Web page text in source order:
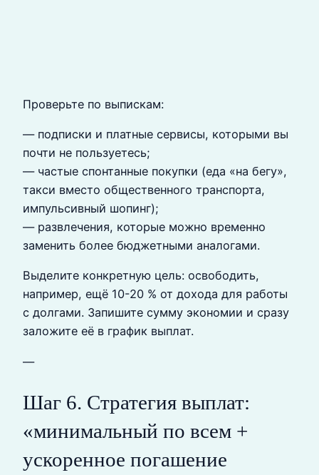
Проверьте по выпискам:
— подписки и платные сервисы, которыми вы
почти не пользуетесь;
— частые спонтанные покупки (еда «на бегу»,
такси вместо общественного транспорта,
импульсивный шопинг);
— развлечения, которые можно временно
заменить более бюджетными аналогами.
Выделите конкретную цель: освободить,
например, ещё 10-20 % от дохода для работы
с долгами. Запишите сумму экономии и сразу
заложите её в график выплат.
—
Шаг 6. Стратегия выплат:
«минимальный по всем +
ускоренное погашение